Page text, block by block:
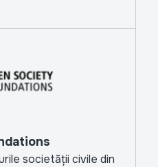
societății civile din